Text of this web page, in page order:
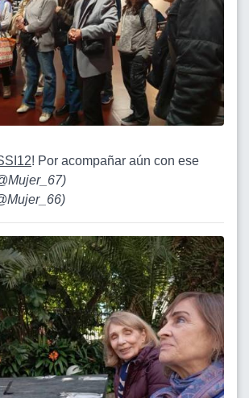
! Por acompañar aún con ese
)
)